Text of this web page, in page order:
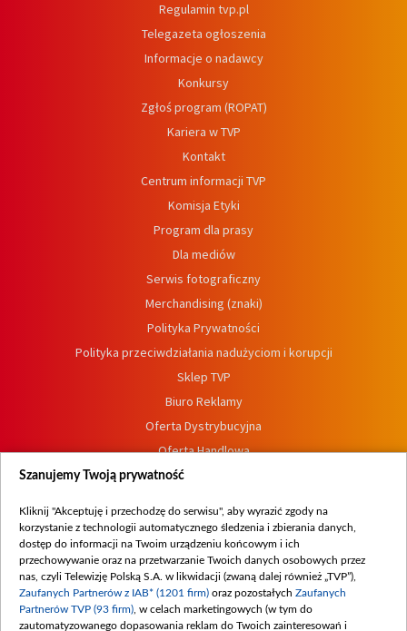
Regulamin tvp.pl
Telegazeta ogłoszenia
Informacje o nadawcy
Konkursy
Zgłoś program (ROPAT)
Kariera w TVP
Kontakt
Centrum informacji TVP
Komisja Etyki
Program dla prasy
Dla mediów
Serwis fotograficzny
Merchandising (znaki)
Polityka Prywatności
Polityka przeciwdziałania nadużyciom i korupcji
Sklep TVP
Biuro Reklamy
Oferta Dystrybucyjna
Oferta Handlowa
Dostępność
Procedura zgłoszeń wewnętrznych
Szanujemy Twoją prywatność
Kliknij "Akceptuję i przechodzę do serwisu", aby wyrazić zgody na
korzystanie z technologii automatycznego śledzenia i zbierania danych,
dostęp do informacji na Twoim urządzeniu końcowym i ich
przechowywanie oraz na przetwarzanie Twoich danych osobowych przez
nas, czyli Telewizję Polską S.A. w likwidacji (zwaną dalej również „TVP”),
Zaufanych Partnerów z IAB* (1201 firm) oraz pozostałych Zaufanych
Partnerów TVP (93 firm) , w celach marketingowych (w tym do
zautomatyzowanego dopasowania reklam do Twoich zainteresowań i